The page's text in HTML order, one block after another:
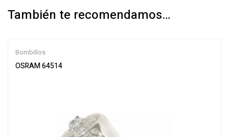
También te recomendamos…
Bombillos
OSRAM 64514